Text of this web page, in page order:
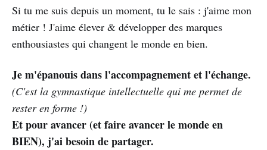
Si tu me suis depuis un moment, tu le sais : j'aime mon
métier ! J'aime élever & développer des marques
enthousiastes qui changent le monde en bien.
Je m'épanouis dans l'accompagnement et l'échange.
(C'est la gymnastique intellectuelle qui me permet de
rester en forme !)
Et pour avancer (et faire avancer le monde en
BIEN), j'ai besoin de partager.